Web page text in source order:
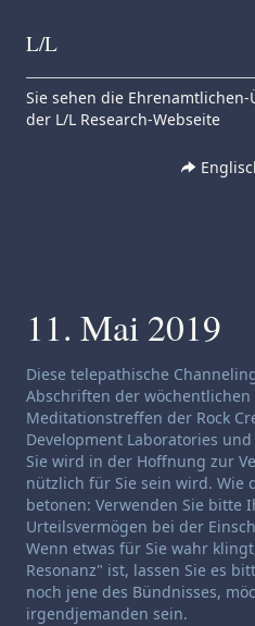
Skip to content
L/L
Sie sehen die
der L/L Research-Webseite
11. Mai 2019
Haftungsausschluss für
Diese telepathische
Abschriften der
Meditationstreffen der Rock
Development Laboratories
Sie wird in der Hoffnung zur
nützlich für Sie sein wird. Wie
betonen: Verwenden Sie bitte
Urteilsvermögen bei der
Wenn etwas für Sie wahr
Resonanz" ist, lassen Sie es
noch jene des Bündnisses,
irgendjemanden sein.